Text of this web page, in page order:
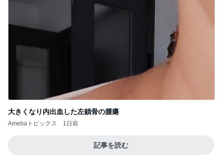
大きくなり内出血した左鎖骨の腫瘍
Amebaトピックス 1日前
記事を読む